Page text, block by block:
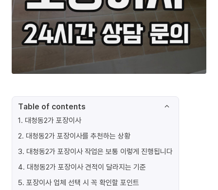
Table of contents
1. 대청동2가 포장이사
2. 대청동2가 포장이사를 추천하는 상황
3. 대청동2가 포장이사 작업은 보통 이렇게 진행됩니다
4. 대청동2가 포장이사 견적이 달라지는 기준
5. 포장이사 업체 선택 시 꼭 확인할 포인트